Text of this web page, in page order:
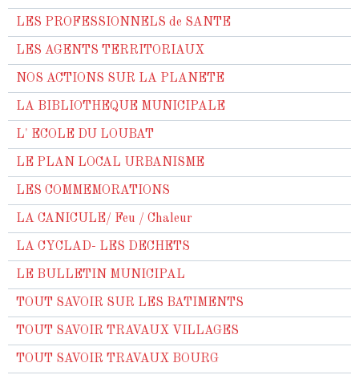
LES PROFESSIONNELS de SANTE
LES AGENTS TERRITORIAUX
NOS ACTIONS SUR LA PLANETE
LA BIBLIOTHEQUE MUNICIPALE
L' ECOLE DU LOUBAT
LE PLAN LOCAL URBANISME
LES COMMEMORATIONS
LA CANICULE/ Feu / Chaleur
LA CYCLAD- LES DECHETS
LE BULLETIN MUNICIPAL
TOUT SAVOIR SUR LES BATIMENTS
TOUT SAVOIR TRAVAUX VILLAGES
TOUT SAVOIR TRAVAUX BOURG